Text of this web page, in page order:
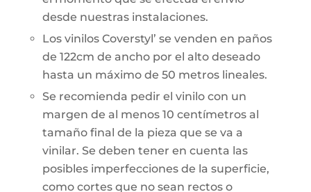
desde nuestras instalaciones.
Los vinilos Coverstyl’ se venden en paños
de 122cm de ancho por el alto deseado
hasta un máximo de 50 metros lineales.
Se recomienda pedir el vinilo con un
margen de al menos 10 centímetros al
tamaño final de la pieza que se va a
vinilar. Se deben tener en cuenta las
posibles imperfecciones de la superficie,
como cortes que no sean rectos o